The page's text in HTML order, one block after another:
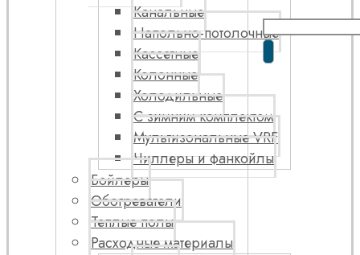
Канальные
Напольно-потолочные
Кассетные
Колонные
Холодильные
С зимним комплектом
Мультизональные VRF
Чиллеры и фанкойлы
Бойлеры
Обогреватели
Теплые полы
Расходные материалы